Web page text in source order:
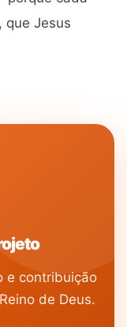
que Jesus
e contribuição
de Deus.